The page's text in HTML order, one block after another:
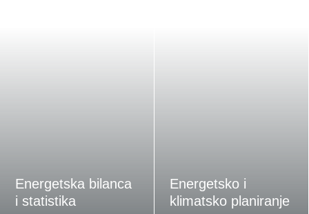
Energetska bilanca
i statistika
Energetsko i
klimatsko planiranje